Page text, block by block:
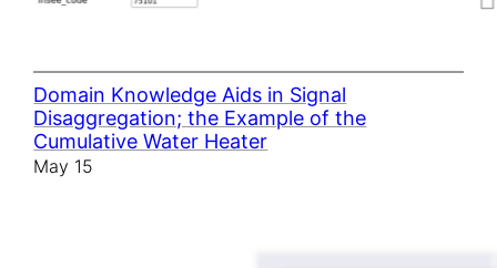
Domain Knowledge Aids in Signal
Disaggregation; the Example of the
Cumulative Water Heater
May 15